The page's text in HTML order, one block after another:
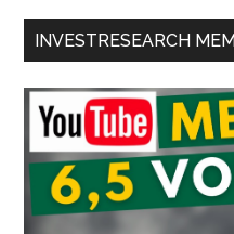
INVESTRESEARCH